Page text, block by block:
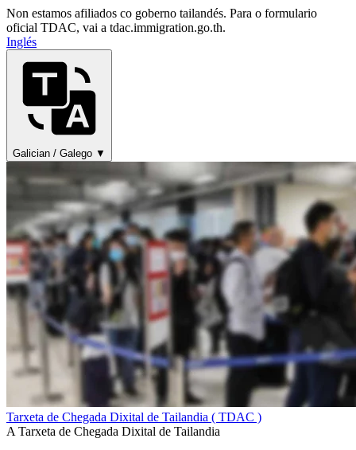
Non estamos afiliados co goberno tailandés. Para o formulario
oficial TDAC, vai a tdac.immigration.go.th.
Inglés
Galician / Galego ▼
Tarxeta de Chegada Dixital de Tailandia ( TDAC )
A Tarxeta de Chegada Dixital de Tailandia